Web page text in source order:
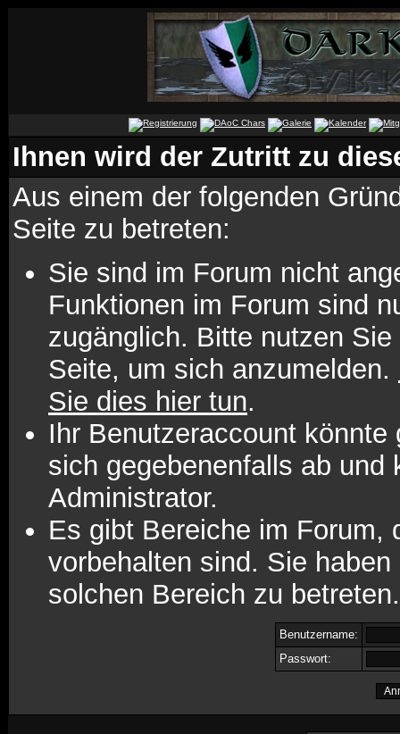
Ihnen wird der Zutritt zu
Aus einem der folgenden
Seite zu betreten:
Sie sind im Forum nicht
Funktionen im Forum sind
zugänglich. Bitte nutzen
Seite, um sich anzumelden.
Sie dies hier tun.
Ihr Benutzeraccount
sich gegebenenfalls ab und
Administrator.
Es gibt Bereiche im Forum,
vorbehalten sind. Sie
solchen Bereich zu betreten.
Benutzername:
Passwort: